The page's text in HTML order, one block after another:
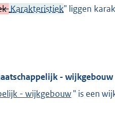
Karakteristiek" liggen
- wijkgebouw
- wijkgebouw" is een